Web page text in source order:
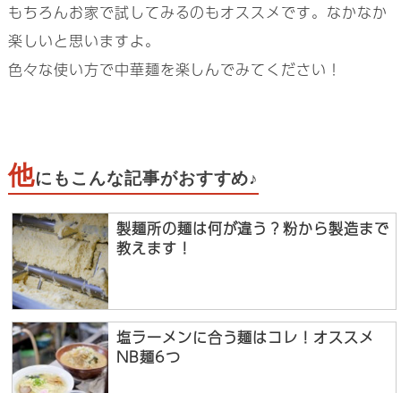
もちろんお家で試してみるのもオススメです。なかなか
楽しいと思いますよ。
色々な使い方で中華麺を楽しんでみてください！
他にもこんな記事がおすすめ♪
製麺所の麺は何が違う？粉から製造まで
教えます！
塩ラーメンに合う麺はコレ！オススメ
NB麺6つ